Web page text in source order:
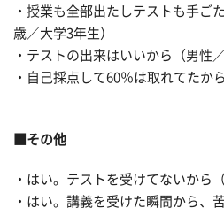
・授業も全部出たしテストも手ご
歳／大学3年生）
・テストの出来はいいから（男性
・自己採点して60％は取れてたか
■その他
・はい。テストを受けてないから
・はい。講義を受けた瞬間から、